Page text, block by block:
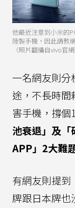
他最近注意到小米的
陸製手機，因此請教
（照片翻攝自vivo官網
一名網友則分
途，不長時
害手機，撐個
池衰退」及「
APP」2大難
有網友則提
牌跟日本牌